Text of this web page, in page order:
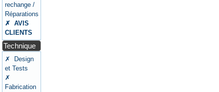
rechange /
Réparations
✗ AVIS
CLIENTS
Technique
✗ Design
et Tests
✗
Fabrication